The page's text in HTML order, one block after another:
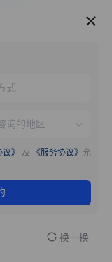
服务推荐
》 及 《服务协议》 允
换一换